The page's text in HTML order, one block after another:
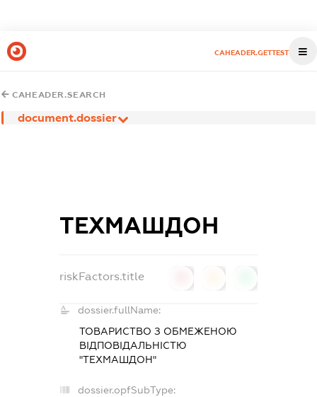
CAHEADER.GETTEST
CAHEADER.SEARCH
document.dossier
ТЕХМАШДОН
riskFactors.title
dossier.fullName:
ТОВАРИСТВО З ОБМЕЖЕНОЮ
ВІДПОВІДАЛЬНІСТЮ
"ТЕХМАШДОН"
dossier.opfSubType: